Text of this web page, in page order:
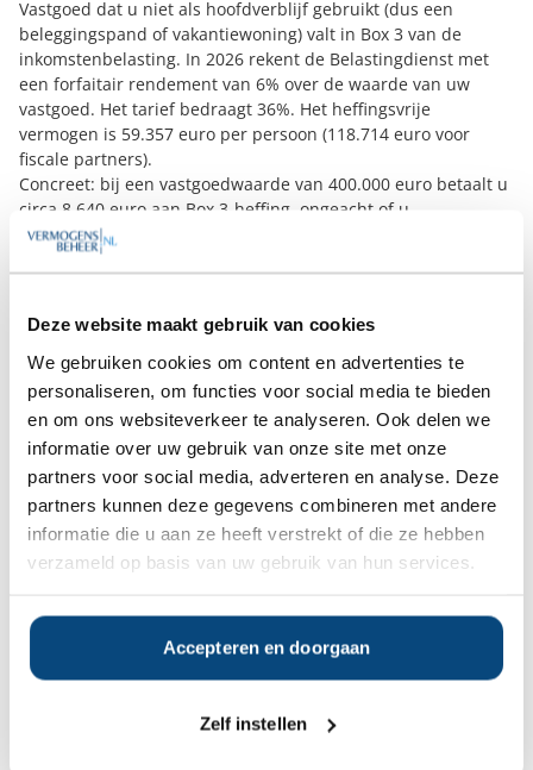
Deze website maakt gebruik van cookies
We gebruiken cookies om content en advertenties te
personaliseren, om functies voor social media te bieden
en om ons websiteverkeer te analyseren. Ook delen we
informatie over uw gebruik van onze site met onze
partners voor social media, adverteren en analyse. Deze
partners kunnen deze gegevens combineren met andere
informatie die u aan ze heeft verstrekt of die ze hebben
verzameld op basis van uw gebruik van hun services.
Accepteren en doorgaan
Zelf instellen
Vastgoed dat u niet als hoofdverblijf gebruikt (dus een
beleggingspand of vakantiewoning) valt in Box 3 van de
inkomstenbelasting. In 2026 rekent de Belastingdienst met
een forfaitair rendement van 6% over de waarde van uw
vastgoed. Het tarief bedraagt 36%. Het heffingsvrije
vermogen is 59.357 euro per persoon (118.714 euro voor
fiscale partners).
Concreet: bij een vastgoedwaarde van 400.000 euro betaalt u
circa 8.640 euro aan Box 3-heffing, ongeacht of u
daadwerkelijk dat rendement heeft behaald. Schulden (zoals
een verhuurhypotheek) kunt u in mindering brengen, maar
gebruik maken van de tegenbewijsregeling. Als uw werkelijke
rendement lager is dan het forfaitaire rendement, mag u
belasting betalen over het werkelijke rendement. Let op: bij
het werkelijke rendement telt ook de (ongerealiseerde) WOZ-
waardestijging mee, en onderhoudskosten zijn niet
aftrekbaar.
Vanaf 2028 wil de overheid overstappen op een heffing op
basis van werkelijk rendement. Voor vastgoed betekent dit
dat huurinkomsten jaarlijks worden belast, maar
waardestijgingen pas bij verkoop. Of dit systeem voordeliger
Niet iedereen wil of kan zelf een pand kopen en beheren.
Indirect beleggen in vastgoed biedt een alternatief. U koopt
dan geen fysiek pand, maar aandelen, participaties of
Beursgenoteerde vastgoedfondsen en ETF's